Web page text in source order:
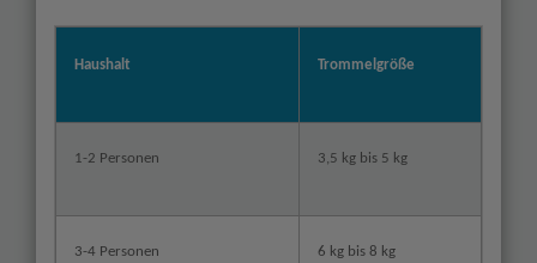
Haushalt Trommelgröße
1-2 Personen 3,5 kg bis 5 kg
3-4 Personen 6 kg bis 8 kg